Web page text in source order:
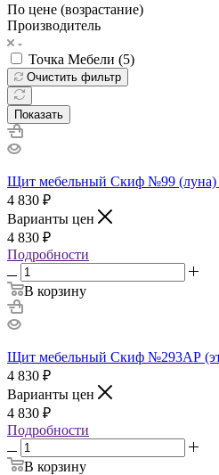
По цене (возрастание)
Производитель
Точка Мебели (5)
Очистить фильтр
Показать
Щит мебельный Скиф №99 (луна)
4 830 ₽
Варианты цен
4 830 ₽
Подробности
В корзину
Щит мебельный Скиф №293АР
4 830 ₽
Варианты цен
4 830 ₽
Подробности
В корзину